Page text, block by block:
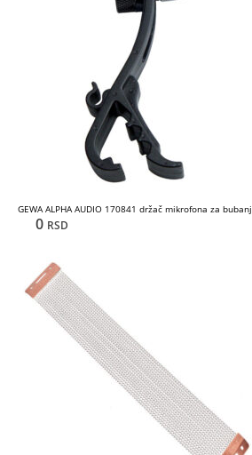
GEWA ALPHA AUDIO 170841 držač mikrofona za bubanj
0 RSD